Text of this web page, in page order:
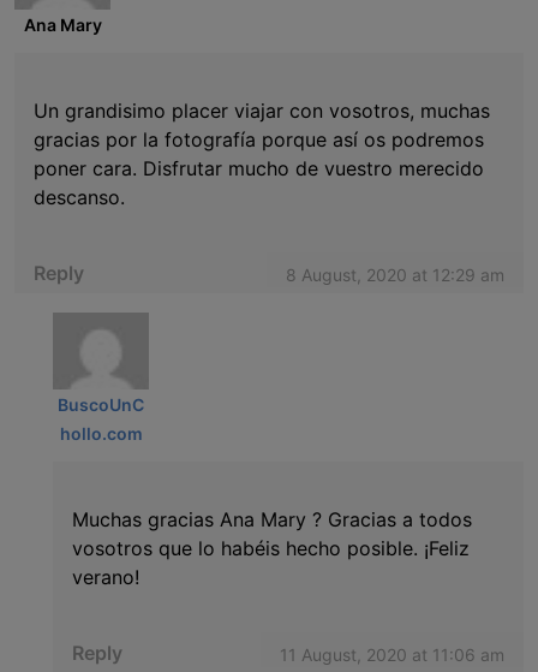
Ana Mary
8 August, 2020 at 12:29 am
Un grandisimo placer viajar con vosotros, muchas
gracias por la fotografía porque así os podremos
poner cara. Disfrutar mucho de vuestro merecido
descanso.
Reply
BuscoUnC
hollo.com
11 August, 2020 at 11:06 am
Muchas gracias Ana Mary ? Gracias a todos
vosotros que lo habéis hecho posible. ¡Feliz
verano!
Reply